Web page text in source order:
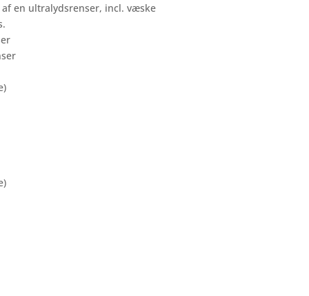
en ultralydsrenser, incl. væske